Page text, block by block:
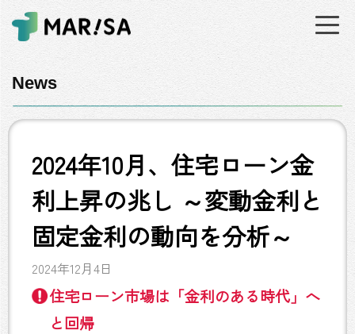
News
2024年10月、住宅ローン金
利上昇の兆し ～変動金利と
固定金利の動向を分析～
2024年12月4日
住宅ローン市場は「金利のある時代」へ
と回帰